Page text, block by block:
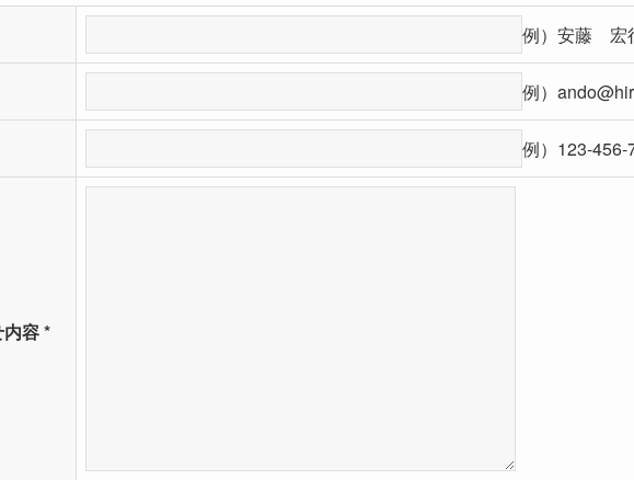
例）安藤 宏
例）
例）123-456-
容*